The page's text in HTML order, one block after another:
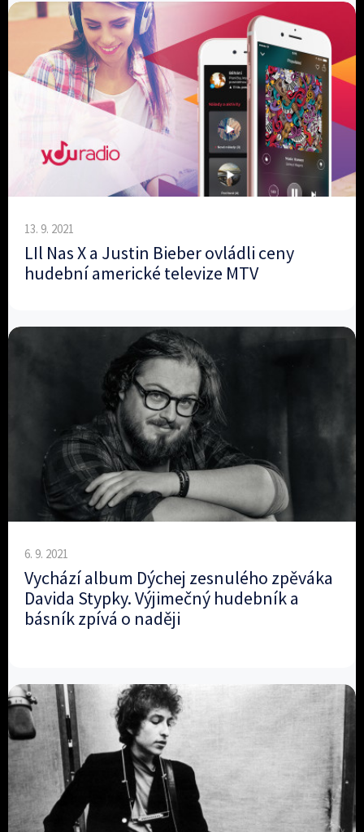
13. 9. 2021
LIl Nas X a Justin Bieber ovládli ceny
hudební americké televize MTV
6. 9. 2021
Vychází album Dýchej zesnulého zpěváka
Davida Stypky. Výjimečný hudebník a
básník zpívá o naději